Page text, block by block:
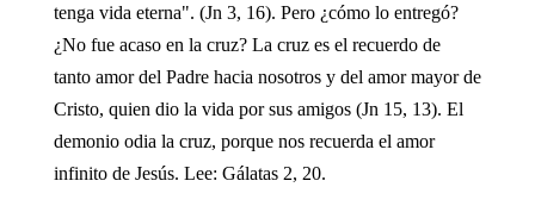
tenga vida eterna". (Jn 3, 16). Pero ¿cómo lo entregó?
¿No fue acaso en la cruz? La cruz es el recuerdo de
tanto amor del Padre hacia nosotros y del amor mayor de
Cristo, quien dio la vida por sus amigos (Jn 15, 13). El
demonio odia la cruz, porque nos recuerda el amor
infinito de Jesús. Lee: Gálatas 2, 20.